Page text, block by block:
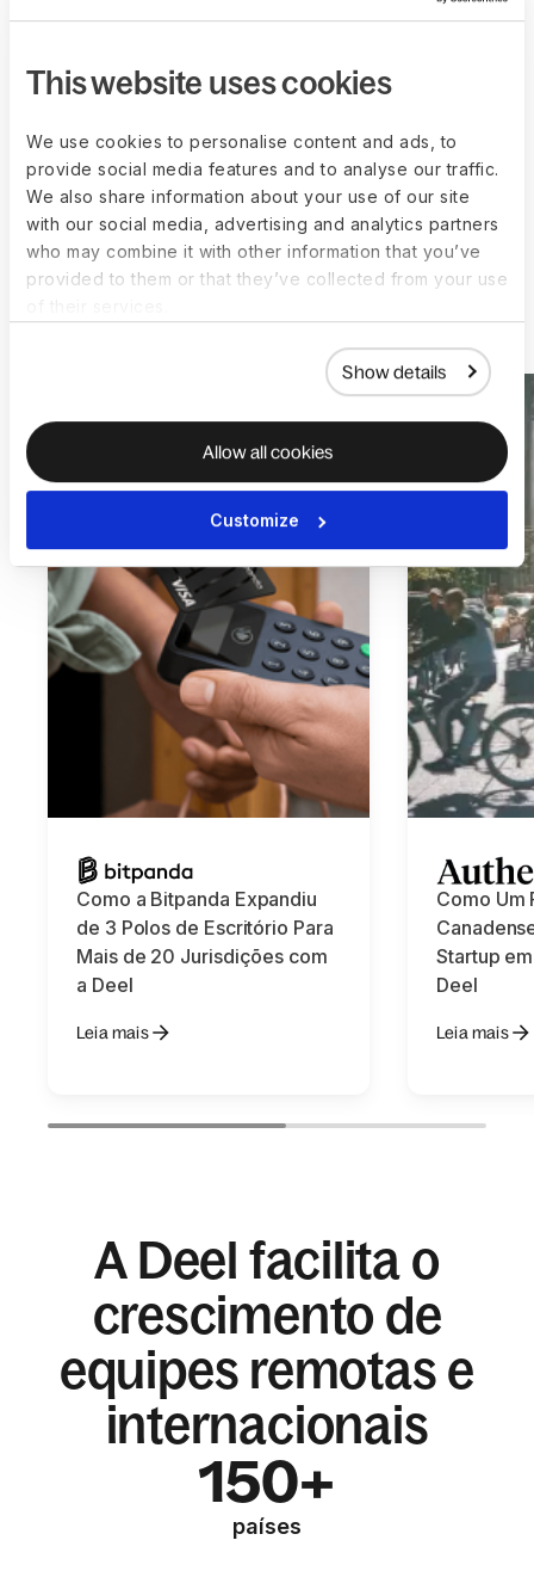
This website uses cookies
We use cookies to personalise content and ads, to
provide social media features and to analyse our traffic.
We also share information about your use of our site
with our social media, advertising and analytics partners
who may combine it with other information that you’ve
provided to them or that they’ve collected from your use
Show details
Allow all cookies
Customize
garantia de que minha força de trabalho pode
Delacour.
More customer stories
Como a Bitpanda Expandiu
de 3 Polos de Escritório Para
Mais de 20 Jurisdições com
a Deel
Leia mais
Como Um
Startup
Deel
Leia mais
A Deel facilita o
crescimento de
equipes remotas e
internacionais
150+
países